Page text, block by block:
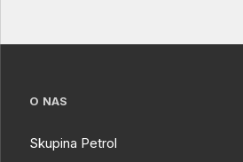
O NAS
Skupina Petrol